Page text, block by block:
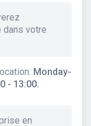
dans votre
: Monday-
- 13:00.
en